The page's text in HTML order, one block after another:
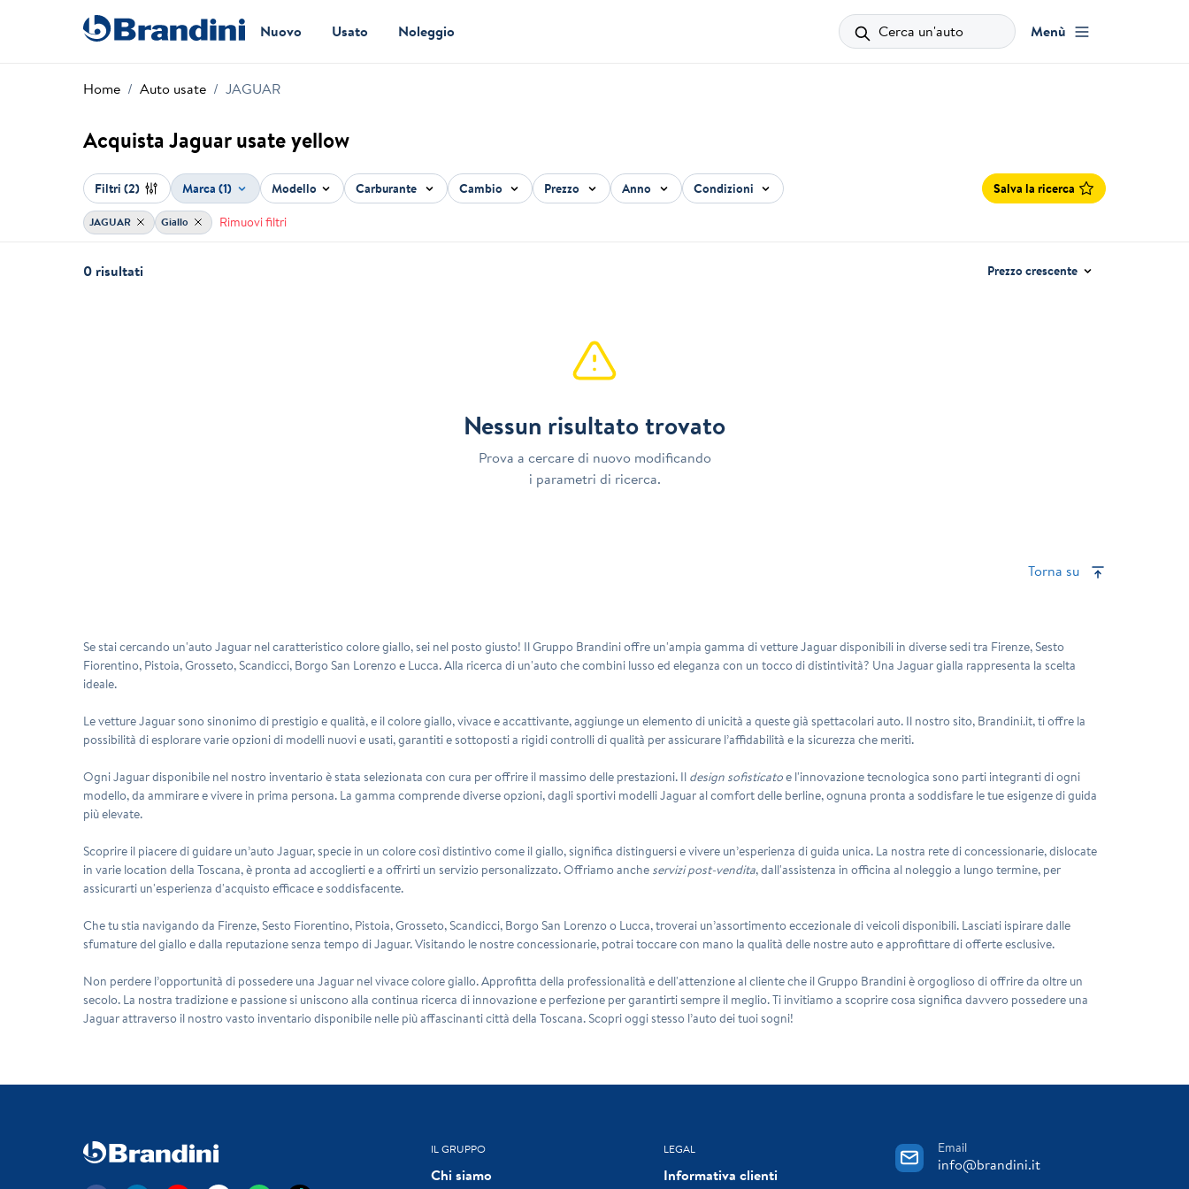
Nuovo Usato Noleggio Cerca un'auto Menù
Home Auto usate JAGUAR
Acquista Jaguar usate yellow
Filtri(2) Marca (1) Modello Carburante Cambio Prezzo Anno Condizioni Salva la ricerca
JAGUAR Giallo Rimuovi filtri
0 risultati Prezzo crescente
Nessun risultato trovato
Prova a cercare di nuovo modificando
i parametri di ricerca.
Torna su
Se stai cercando un'auto Jaguar nel caratteristico colore giallo, sei nel posto giusto! Il Gruppo Brandini offre un'ampia gamma di vetture Jaguar disponibili in diverse sedi tra Firenze, Sesto
Fiorentino, Pistoia, Grosseto, Scandicci, Borgo San Lorenzo e Lucca. Alla ricerca di un'auto che combini lusso ed eleganza con un tocco di distintività? Una Jaguar gialla rappresenta la scelta
ideale.
Le vetture Jaguar sono sinonimo di prestigio e qualità, e il colore giallo, vivace e accattivante, aggiunge un elemento di unicità a queste già spettacolari auto. Il nostro sito, Brandini.it, ti offre la
possibilità di esplorare varie opzioni di modelli nuovi e usati, garantiti e sottoposti a rigidi controlli di qualità per assicurare l’affidabilità e la sicurezza che meriti.
Ogni Jaguar disponibile nel nostro inventario è stata selezionata con cura per offrire il massimo delle prestazioni. Il design sofisticatoe l'innovazione tecnologica sono parti integranti di ogni
modello, da ammirare e vivere in prima persona. La gamma comprende diverse opzioni, dagli sportivi modelli Jaguar alcomfort delle berline, ognuna pronta a soddisfare le tue esigenze di guida
più elevate.
Scoprire il piacere di guidare un’auto Jaguar, specie in un colore così distintivo come il giallo, significa distinguersi e vivere un’esperienza di guida unica. La nostra rete di concessionarie, dislocate
in varie location della Toscana, è pronta ad accoglierti e a offrirti un servizio personalizzato. Offriamo anche servizi post-vendita, dall'assistenza in officina al noleggio a lungo termine, per
assicurarti un'esperienza d'acquisto efficace e soddisfacente.
Che tu stia navigando da Firenze, Sesto Fiorentino, Pistoia, Grosseto, Scandicci, Borgo San Lorenzo o Lucca, troverai un’assortimento eccezionale di veicoli disponibili. Lasciati ispirare dalle
sfumature del giallo e dalla reputazione senza tempo di Jaguar. Visitando le nostre concessionarie, potrai toccare con mano la qualità delle nostre auto e approfittare di offerte esclusive.
Non perdere l’opportunità di possedere una Jaguar nel vivace colore giallo. Approfitta della professionalità e dell'attenzione al cliente che il Gruppo Brandini è orgoglioso di offrire da oltre un
secolo. La nostra tradizione e passione si uniscono alla continua ricerca di innovazione e perfezione per garantirti sempre il meglio. Ti invitiamo a scoprire cosa significa davvero possedere una
Jaguar attraverso il nostro vasto inventario disponibile nelle più affascinanti città della Toscana. Scopri oggi stesso l’auto dei tuoi sogni!
IL GRUPPO
Chi siamo
LEGAL
Informativa clienti
Email
info@brandini.it